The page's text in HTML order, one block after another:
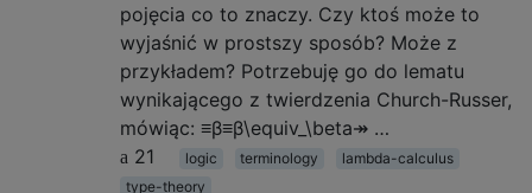
pojęcia co to znaczy. Czy ktoś może to
wyjaśnić w prostszy sposób? Może z
przykładem? Potrzebuję go do lematu
wynikającego z twierdzenia Church-Russer,
mówiąc: ≡β≡β\equiv_\beta↠ …
21
logic terminology
lambda-calculus
type-theory